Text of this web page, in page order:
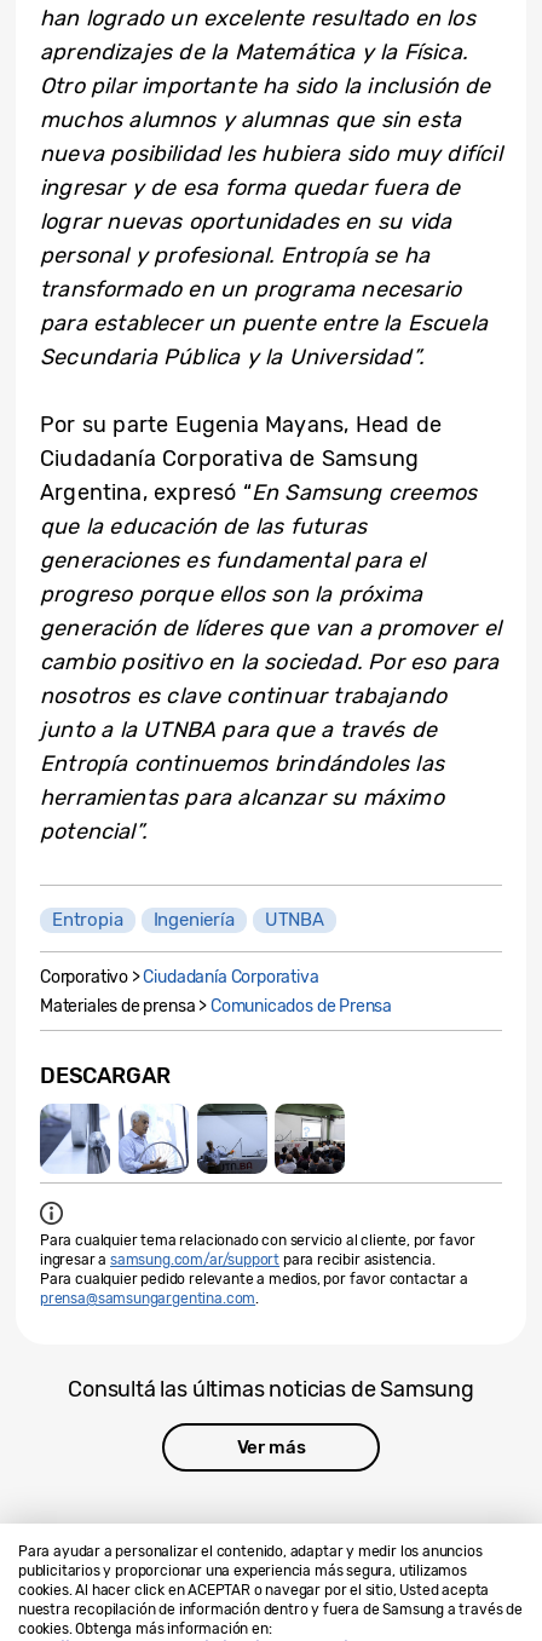
Para ayudar a personalizar el contenido, adaptar y medir los anuncios
publicitarios y proporcionar una experiencia más segura, utilizamos
cookies. Al hacer click en ACEPTAR o navegar por el sitio, Usted acepta
nuestra recopilación de información dentro y fuera de Samsung a través de
cookies. Obtenga más información en:
han logrado un excelente resultado en los
aprendizajes de la Matemática y la Física.
Otro pilar importante ha sido la inclusión de
muchos alumnos y alumnas que sin esta
nueva posibilidad les hubiera sido muy difícil
ingresar y de esa forma quedar fuera de
lograr nuevas oportunidades en su vida
personal y profesional. Entropía se ha
transformado en un programa necesario
para establecer un puente entre la Escuela
Secundaria Pública y la Universidad”.
Por su parte Eugenia Mayans, Head de
Ciudadanía Corporativa de Samsung
Argentina, expresó “En Samsung creemos
que la educación de las futuras
generaciones es fundamental para el
progreso porque ellos son la próxima
generación de líderes que van a promover el
cambio positivo en la sociedad. Por eso para
nosotros es clave continuar trabajando
junto a la UTNBA para que a través de
Entropía continuemos brindándoles las
herramientas para alcanzar su máximo
potencial”.
Entropia Ingeniería UTNBA
Corporativo >Ciudadanía Corporativa
Materiales de prensa >Comunicados de Prensa
DESCARGAR
Para cualquier tema relacionado con servicio al cliente, por favor
ingresar asamsung.com/ar/support para recibir asistencia.
Para cualquier pedido relevante a medios, por favor contactar a
prensa@samsungargentina.com.
Consultá las últimas noticias de Samsung
Ver más
Contáctanos
SAMSUNG.COM
Privacidad